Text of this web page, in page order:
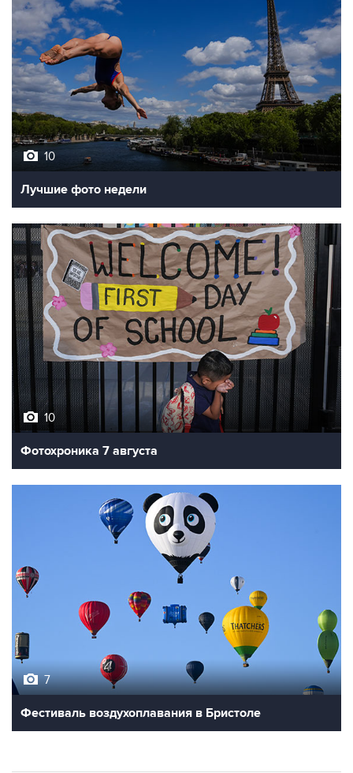
10
Лучшие фото недели
10
Фотохроника 7 августа
7
Фестиваль воздухоплавания в Бристоле